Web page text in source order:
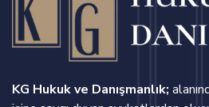
KG Hukuk ve Danışmanlık;